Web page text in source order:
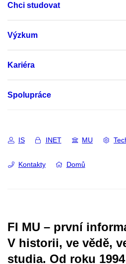
Chci studovat
Výzkum
Kariéra
Spolupráce
IS INET MU
Kontakty Domů
FI MU – první
V historii, ve vědě,
studia. Od roku